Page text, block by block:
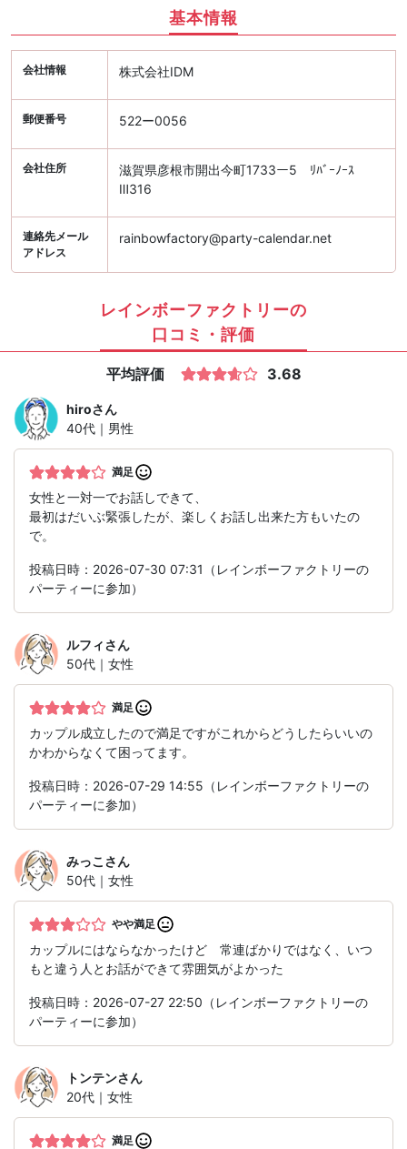
基本情報
会社情報 株式会社IDM
郵便番号 522ー0056
会社住所
滋賀県彦根市開出今町1733ー5 ﾘﾊﾞｰﾉｰｽ
Ⅲ316
連絡先メール
アドレス
rainbowfactory@party-calendar.net
レインボーファクトリーの
口コミ・評価
平均評価 3.68
hiroさん
40代｜男性
満足
女性と一対一でお話しできて、
最初はだいぶ緊張したが、楽しくお話し出来た方もいたの
で。
投稿日時：2026-07-30 07:31（レインボーファクトリーの
パーティーに参加）
ルフィさん
50代｜女性
満足
カップル成立したので満足ですがこれからどうしたらいいの
かわからなくて困ってます。
投稿日時：2026-07-29 14:55（レインボーファクトリーの
パーティーに参加）
みっこ さん
50代｜女性
やや満足
カップルにはならなかったけど 常連ばかりではなく、いつ
もと違う人とお話ができて雰囲気がよかった
投稿日時：2026-07-27 22:50（レインボーファクトリーの
パーティーに参加）
トンテンさん
20代｜女性
満足